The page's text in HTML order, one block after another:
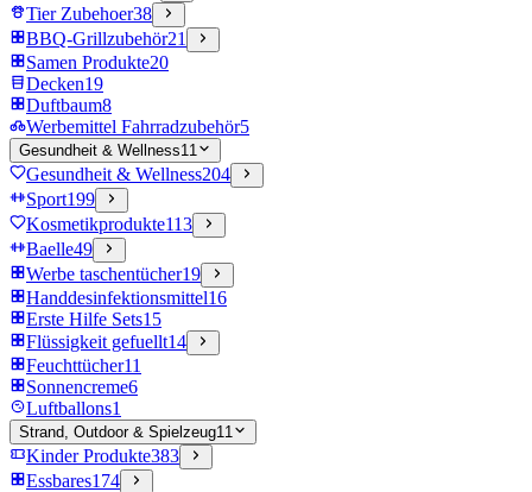
Tier Zubehoer38
BBQ-Grillzubehör21
Samen Produkte20
Decken19
Duftbaum8
Werbemittel Fahrradzubehör5
Gesundheit & Wellness11
Gesundheit & Wellness204
Sport199
Kosmetikprodukte113
Baelle49
Werbe taschentücher19
Handdesinfektionsmittel16
Erste Hilfe Sets15
Flüssigkeit gefuellt14
Feuchttücher11
Sonnencreme6
Luftballons1
Strand, Outdoor & Spielzeug11
Kinder Produkte383
Essbares174